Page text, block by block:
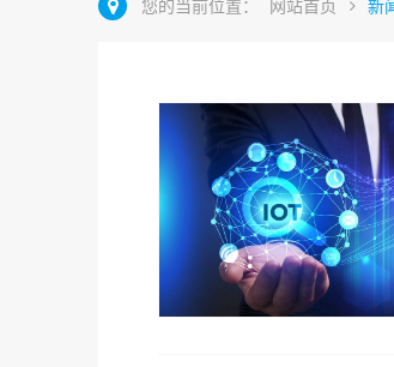
您的当前位置： 网站首页 新